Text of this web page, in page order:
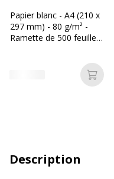
Papier blanc - A4 (210 x
297 mm) - 80 g/m² -
Ramette de 500 feuilles
Description